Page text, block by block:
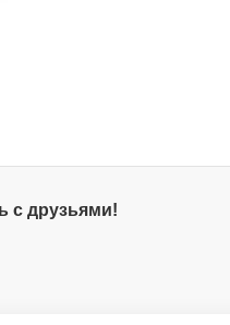
с друзьями!